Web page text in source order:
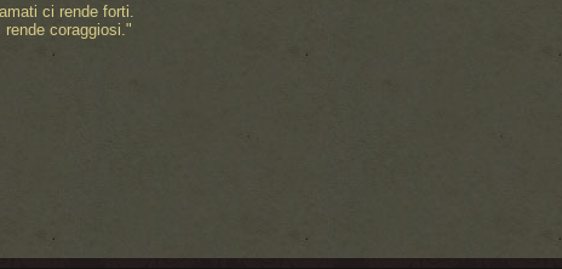
ci rende forti.
coraggiosi."